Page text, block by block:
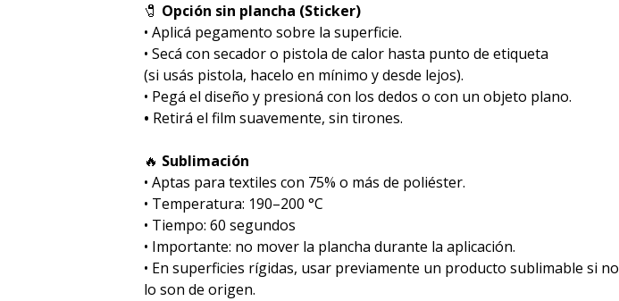
🧷 Opción sin plancha (Sticker)
• Aplicá pegamento sobre la superficie.
• Secá con secador o pistola de calor hasta punto de etiqueta
(si usás pistola, hacelo en mínimo y desde lejos).
• Pegá el diseño y presioná con los dedos o con un objeto plano.
• Retirá el film suavemente, sin tirones.
🔥 Sublimación
•⁠ ⁠Aptas para textiles con 75% o más de poliéster.
•⁠ ⁠Temperatura: 190–200 °C
•⁠ ⁠Tiempo: 60 segundos
•⁠ ⁠Importante: no mover la plancha durante la aplicación.
•⁠ ⁠En superficies rígidas, usar previamente un producto sublimable si no
lo son de origen.